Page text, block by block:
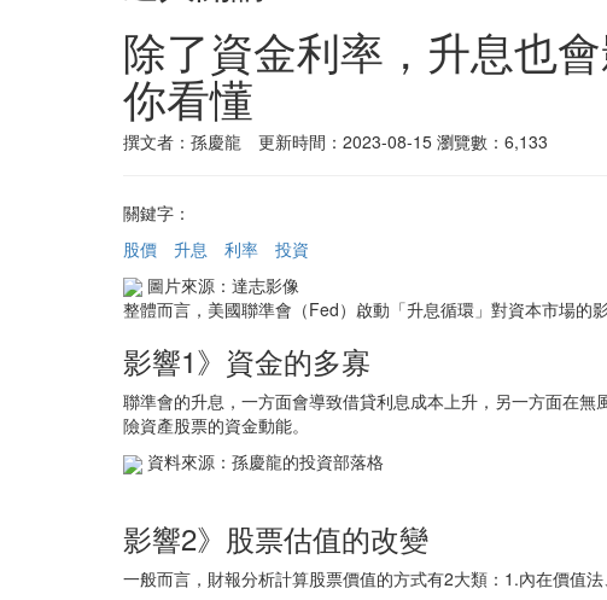
除了資金利率，升息也
你看懂
撰文者：孫慶龍 更新時間：2023-08-15 瀏覽數：6,133
關鍵字：
股價
升息 利率
投資
圖片來源：達志影像
整體而言，美國聯準會（Fed）啟動「升息循環」對資本市場的
影響1》資金的多寡
聯準會的升息，一方面會導致借貸利息成本上升，另一方面在
險資產股票的資金動能。
資料來源：孫慶龍的投資部落格
影響2》股票估值的改變
一般而言，財報分析計算股票價值的方式有2大類：1.內在價值法